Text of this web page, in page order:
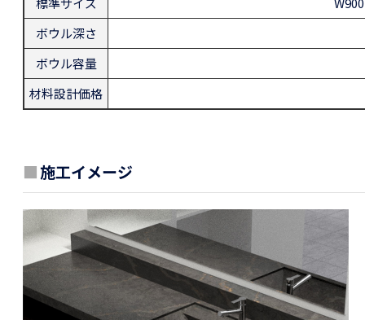
ボウル深さ
ボウル容量
材料設計価格
■施工イメージ